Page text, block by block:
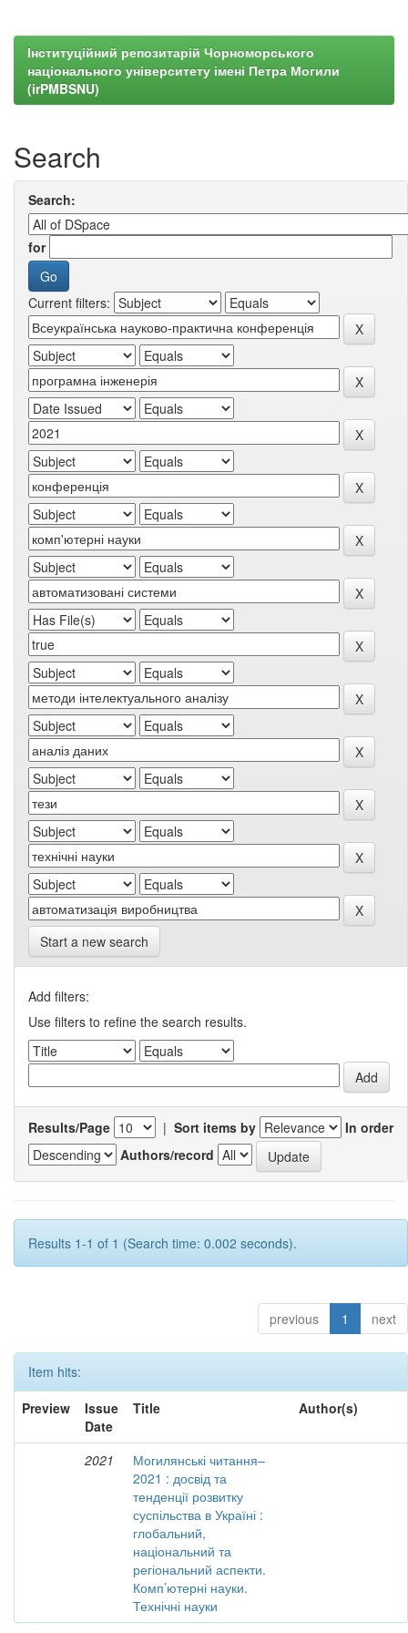
Інституційний репозитарій Чорноморського
національного університету імені Петра Могили
(irPMBSNU)
Search
Search:
for
Current filters:
Start a new search
Add filters:
Use filters to refine the search results.
Results/Page | Sort items by
In order
Authors/record
Results 1-1 of 1 (Search time: 0.002 seconds).
previous 1 next
Item hits:
Preview
Issue
Date
Title Author(s)
2021
Могилянські читання–
2021 : досвід та
тенденції розвитку
суспільства в Україні :
глобальний,
національний та
регіональний аспекти.
Комп’ютерні науки.
Технічні науки